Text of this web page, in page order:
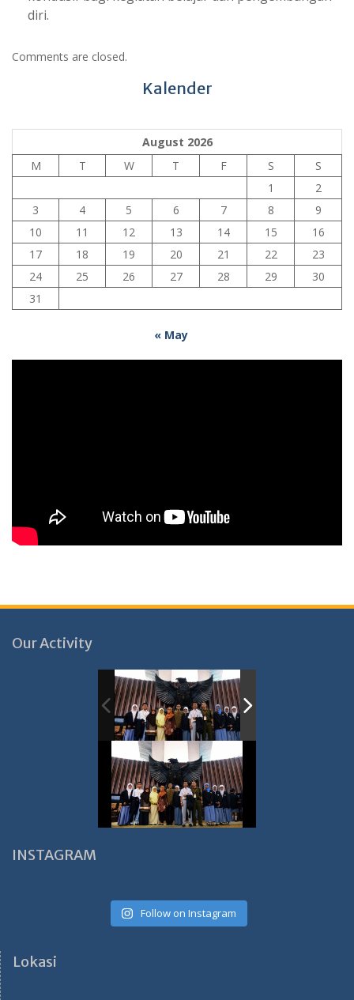
diri.
Comments are closed.
Kalender
August 2026
M
T W T F S
S
1
2
3
4 5 6 7 8
9
10
11 12 13 14 15
16
17
18 19 20 21 22
23
24
25 26 27 28 29
30
31
« May
Our Activity
INSTAGRAM
Follow on Instagram
Lokasi